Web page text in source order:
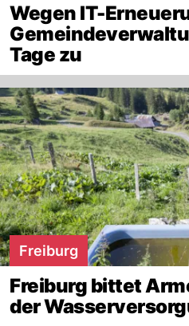
Wegen IT-
Tage zu
Freiburg
Freiburg bittet
der